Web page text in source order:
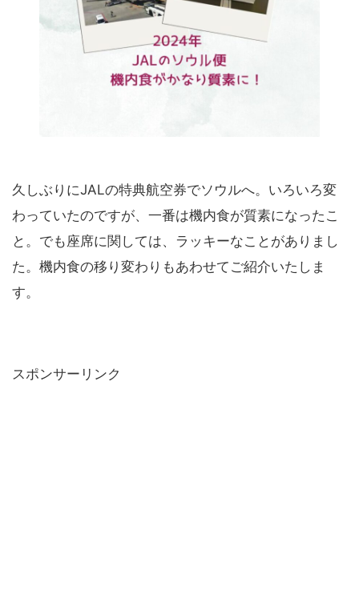
久しぶりにJALの特典航空券でソウルへ。いろいろ変
わっていたのですが、一番は機内食が質素になったこ
と。でも座席に関しては、ラッキーなことがありまし
た。機内食の移り変わりもあわせてご紹介いたしま
す。
スポンサーリンク